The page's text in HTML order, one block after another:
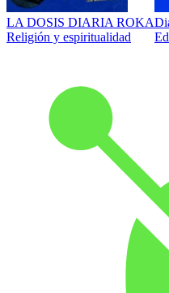
LA DOSIS DIARIA ROKA
Religión y espiritualidad